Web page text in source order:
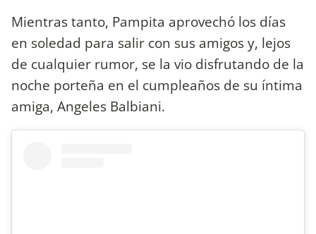
Mientras tanto, Pampita aprovechó los días
en soledad para salir con sus amigos y, lejos
de cualquier rumor, se la vio disfrutando de la
noche porteña en el cumpleaños de su íntima
amiga, Angeles Balbiani.